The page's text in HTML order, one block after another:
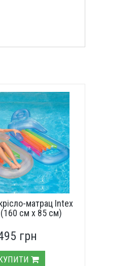
матрац Intex
см х 85 см)
грн